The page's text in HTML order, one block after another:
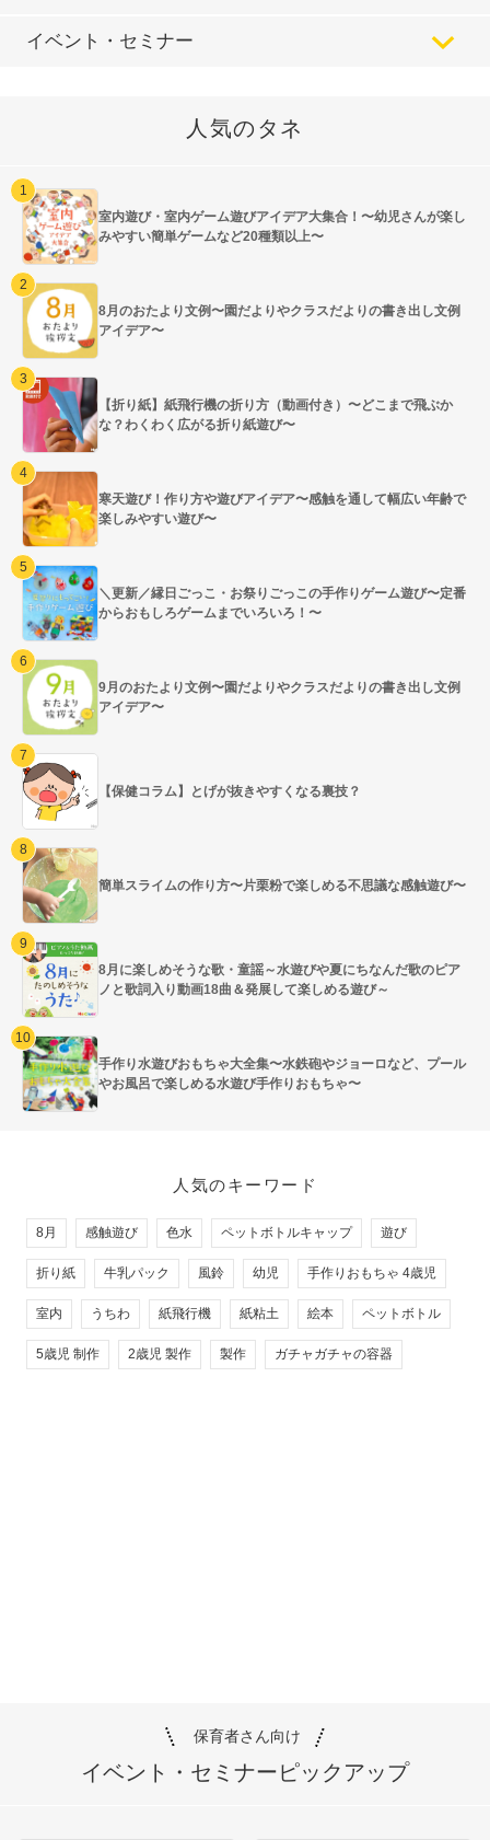
イベント・セミナー
人気のタネ
室内遊び・室内ゲーム遊びアイデア大集合！〜幼児さんが楽し
みやすい簡単ゲームなど20種類以上〜
8月のおたより文例〜園だよりやクラスだよりの書き出し文例
アイデア〜
【折り紙】紙飛行機の折り方（動画付き）〜どこまで飛ぶか
な？わくわく広がる折り紙遊び〜
寒天遊び！作り方や遊びアイデア〜感触を通して幅広い年齢で
楽しみやすい遊び〜
＼更新／縁日ごっこ・お祭りごっこの手作りゲーム遊び〜定番
からおもしろゲームまでいろいろ！〜
9月のおたより文例〜園だよりやクラスだよりの書き出し文例
アイデア〜
【保健コラム】とげが抜きやすくなる裏技？
簡単スライムの作り方〜片栗粉で楽しめる不思議な感触遊び〜
8月に楽しめそうな歌・童謡～水遊びや夏にちなんだ歌のピア
ノと歌詞入り動画18曲＆発展して楽しめる遊び～
手作り水遊びおもちゃ大全集〜水鉄砲やジョーロなど、プール
やお風呂で楽しめる水遊び手作りおもちゃ〜
人気のキーワード
8月 感触遊び 色水 ペットボトルキャップ 遊び
折り紙 牛乳パック 風鈴 幼児 手作りおもちゃ 4歳児
室内 うちわ 紙飛行機 紙粘土 絵本 ペットボトル
5歳児 制作 2歳児 製作 製作 ガチャガチャの容器
保育者さん向け
イベント・セミナーピックアップ